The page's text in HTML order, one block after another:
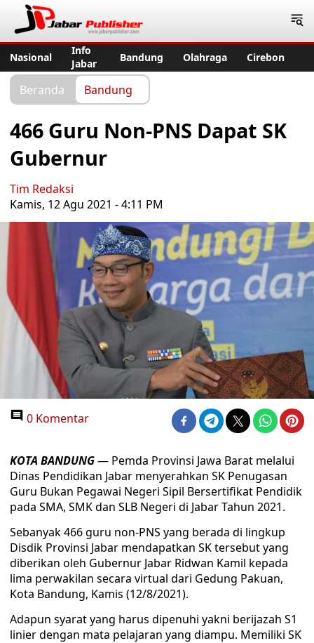
Nasional
Info
Jabar
Bandung Olahraga Cirebon
Beranda Bandung
466 Guru Non-PNS Dapat SK
Gubernur
Tim Redaksi
Kamis, 12 Agu 2021 - 4:11 PM
0 Komentar
KOTA BANDUNG— Pemda Provinsi Jawa Barat melalui
Dinas Pendidikan Jabar menyerahkan SK Penugasan
Guru Bukan Pegawai Negeri Sipil Bersertifikat Pendidik
pada SMA, SMK dan SLB Negeri di Jabar Tahun 2021.
Sebanyak 466 guru non-PNS yang berada di lingkup
Disdik Provinsi Jabar mendapatkan SK tersebut yang
diberikan oleh Gubernur Jabar Ridwan Kamil kepada
lima perwakilan secara virtual dari Gedung Pakuan,
Kota Bandung, Kamis (12/8/2021).
Adapun syarat yang harus dipenuhi yakni berijazah S1
linier dengan mata pelajaran yang diampu. Memiliki SK